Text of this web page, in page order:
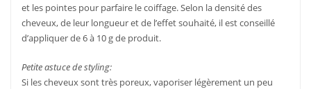
et les pointes pour parfaire le coiffage. Selon la densité des
cheveux, de leur longueur et de l’effet souhaité, il est conseillé
d’appliquer de 6 à 10 g de produit.
Petite astuce de styling:
Si les cheveux sont très poreux, vaporiser légèrement un peu